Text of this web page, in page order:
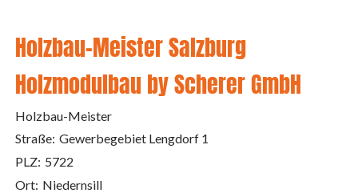
Holzbau-Meister Salzburg
Holzmodulbau by Scherer GmbH
Holzbau-Meister
Straße: Gewerbegebiet Lengdorf 1
PLZ: 5722
Ort: Niedernsill